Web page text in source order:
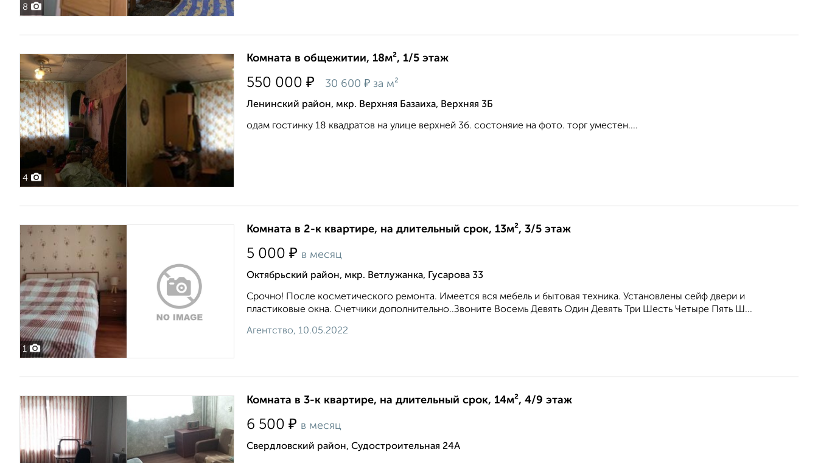
8
4
Комната в общежитии, 18м², 1/5 этаж
550 000 ₽ 30 600 ₽ за м²
Ленинский район, мкр. Верхняя Базаиха, Верхняя 3Б
одам гостинку 18 квадратов на улице верхней 3б. состоняие на фото. торг уместен....
1
Комната в 2-к квартире, на длительный срок, 13м², 3/5 этаж
5 000 ₽ в месяц
Октябрьский район, мкр. Ветлужанка, Гусарова 33
Срочно! После косметического ремонта. Имеется вся мебель и бытовая техника. Установлены сейф двери и
пластиковые окна. Счетчики дополнительно..Звоните Восемь Девять Один Девять Три Шесть Четыре Пять Ш...
Агентство, 10.05.2022
Комната в 3-к квартире, на длительный срок, 14м², 4/9 этаж
6 500 ₽ в месяц
Свердловский район, Судостроительная 24А